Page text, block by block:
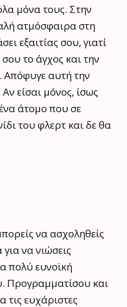
μόνα τους. Στην
ατμόσφαιρα στη
εξαιτίας σου, γιατί
το άγχος και την
Απόφυγε αυτή την
είσαι μόνος, ίσως
άτομο που σε
του φλερτ και δε θα
να ασχοληθείς
να νιώσεις
πολύ ευνοϊκή
Προγραμματίσου και
τις ευχάριστες